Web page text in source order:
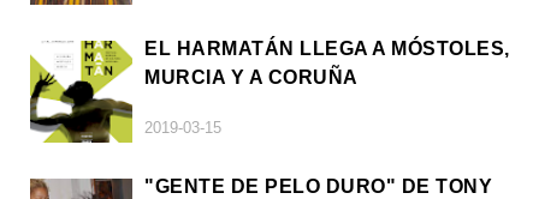
EL HARMATÁN LLEGA A MÓSTOLES,
MURCIA Y A CORUÑA
2019-03-15
"GENTE DE PELO DURO" DE TONY